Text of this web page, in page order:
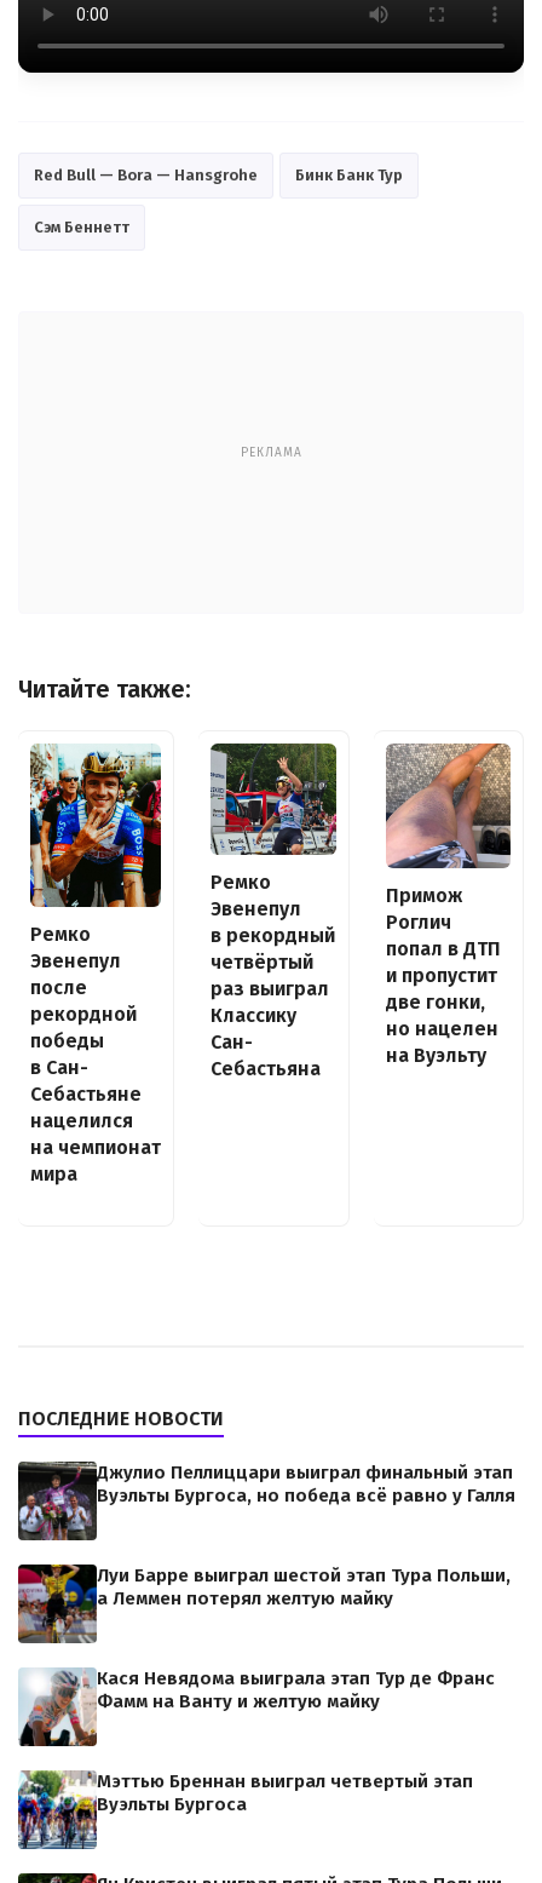
Red Bull — Bora — Hansgrohe Бинк Банк Тур
Сэм Беннетт
РЕКЛАМА
Читайте также:
Ремко
Эвенепул
после
рекордной
победы
в Сан-
Себастьяне
нацелился
на чемпионат
мира
Ремко
Эвенепул
в рекордный
четвёртый
раз выиграл
Классику
Сан-
Себастьяна
Примож
Роглич
попал в ДТП
и пропустит
две гонки,
но нацелен
на Вуэльту
ПОСЛЕДНИЕ НОВОСТИ
Джулио Пеллиццари выиграл финальный этап
Вуэльты Бургоса, но победа всё равно у Галля
Луи Барре выиграл шестой этап Тура Польши,
а Леммен потерял желтую майку
Кася Невядома выиграла этап Тур де Франс
Фамм на Ванту и желтую майку
Мэттью Бреннан выиграл четвертый этап
Вуэльты Бургоса